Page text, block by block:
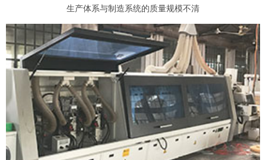
生产体系与制造系统的质量规模不清